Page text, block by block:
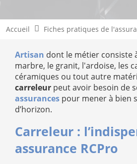
Accueil Fiches pratiques de
Artisan dont le métier consiste
marbre, le granit, l'ardoise, les
céramiques ou tout autre
carreleur peut avoir besoin de
assurances pour mener à bien
d’horizon.
Carreleur :
assurance RCPro